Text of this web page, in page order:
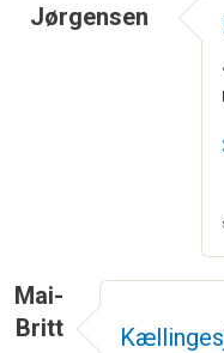
Jørgensen
Mai-
Britt